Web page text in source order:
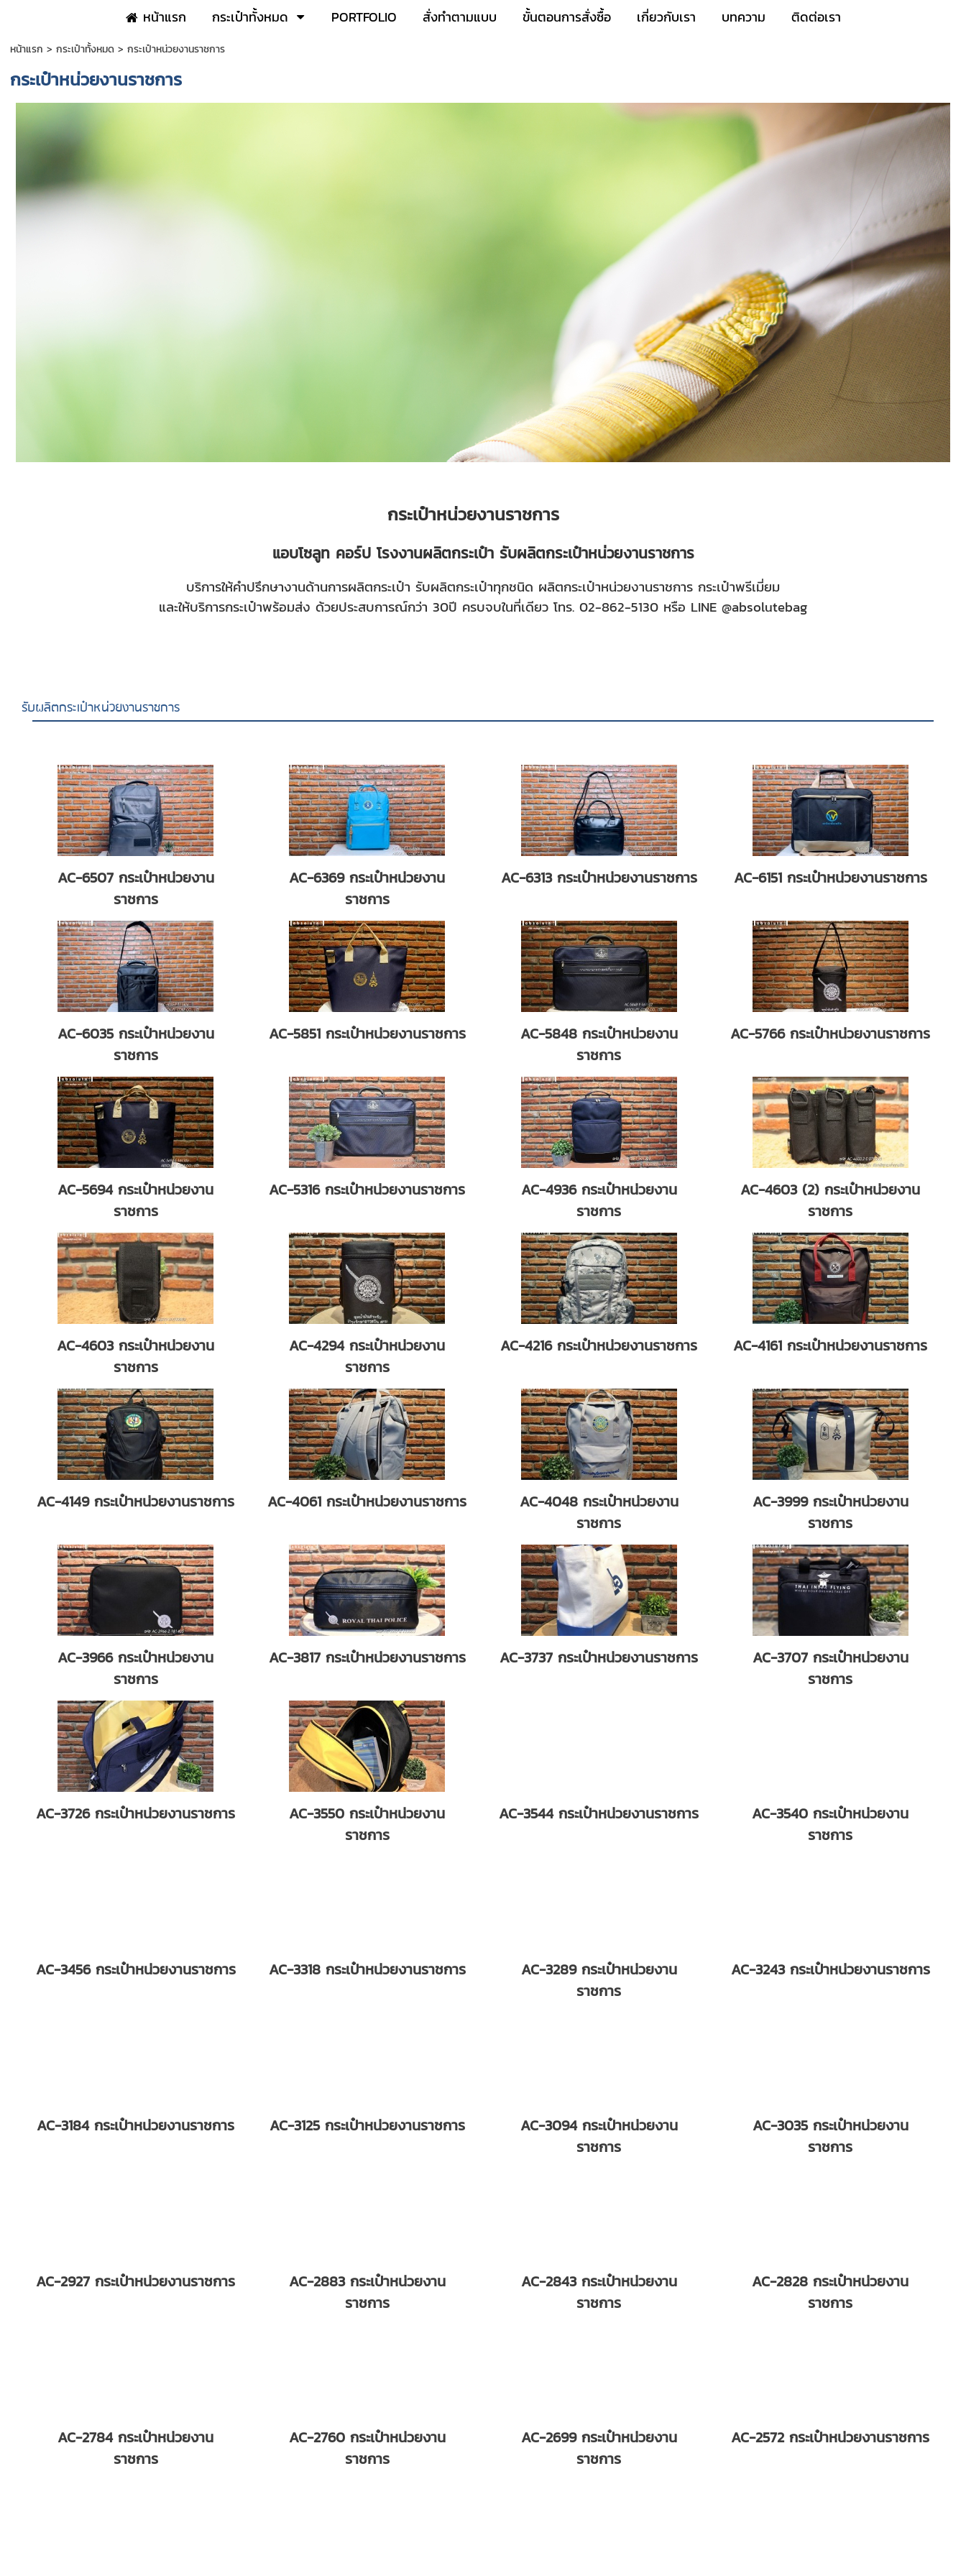
หน้าแรก กระเป๋าทั้งหมด PORTFOLIO สั่งทำตามแบบ ขั้นตอนการสั่งซื้อ เกี่ยวกับเรา บทความ ติดต่อเรา
หน้าแรก > กระเป๋าทั้งหมด > กระเป๋าหน่วยงานราชการ
กระเป๋าหน่วยงานราชการ
กระเป๋าหน่วยงานราชการ
แอบโซลูท คอร์ป โรงงานผลิตกระเป๋ารับผลิตกระเป๋าหน่วยงานราชการ
บริการให้คำปรึกษางานด้านการผลิตกระเป๋า รับผลิตกระเป๋าทุกชนิด ผลิตกระเป๋าหน่วยงานราชการ กระเป๋าพรีเมี่ยม
และให้บริการกระเป๋าพร้อมส่ง ด้วยประสบการณ์กว่า 30ปี ครบจบในที่เดียว โทร. 02-862-5130 หรือ LINE @absolutebag
รับผลิตกระเป๋าหน่วยงานราชการ
AC-6507 กระเป๋าหน่วยงาน
ราชการ
AC-6369 กระเป๋าหน่วยงาน
ราชการ
AC-6313 กระเป๋าหน่วยงานราชการ AC-6151 กระเป๋าหน่วยงานราชการ
AC-6035 กระเป๋าหน่วยงาน
ราชการ
AC-5851 กระเป๋าหน่วยงานราชการ
AC-5848 กระเป๋าหน่วยงาน
ราชการ
AC-5766 กระเป๋าหน่วยงานราชการ
AC-5694 กระเป๋าหน่วยงาน
ราชการ
AC-5316 กระเป๋าหน่วยงานราชการ
AC-4936 กระเป๋าหน่วยงาน
ราชการ
AC-4603 (2) กระเป๋าหน่วยงาน
ราชการ
AC-4603 กระเป๋าหน่วยงาน
ราชการ
AC-4294 กระเป๋าหน่วยงาน
ราชการ
AC-4216 กระเป๋าหน่วยงานราชการ AC-4161 กระเป๋าหน่วยงานราชการ
AC-4149 กระเป๋าหน่วยงานราชการ AC-4061 กระเป๋าหน่วยงานราชการ
AC-4048 กระเป๋าหน่วยงาน
ราชการ
AC-3999 กระเป๋าหน่วยงาน
ราชการ
AC-3966 กระเป๋าหน่วยงาน
ราชการ
AC-3817 กระเป๋าหน่วยงานราชการ AC-3737 กระเป๋าหน่วยงานราชการ
AC-3707 กระเป๋าหน่วยงาน
ราชการ
AC-3726 กระเป๋าหน่วยงานราชการ
AC-3550 กระเป๋าหน่วยงาน
ราชการ
AC-3544 กระเป๋าหน่วยงานราชการ
AC-3540 กระเป๋าหน่วยงาน
ราชการ
AC-3456 กระเป๋าหน่วยงานราชการ AC-3318 กระเป๋าหน่วยงานราชการ
AC-3289 กระเป๋าหน่วยงาน
ราชการ
AC-3243 กระเป๋าหน่วยงานราชการ
AC-3184 กระเป๋าหน่วยงานราชการ AC-3125 กระเป๋าหน่วยงานราชการ
AC-3094 กระเป๋าหน่วยงาน
ราชการ
AC-3035 กระเป๋าหน่วยงาน
ราชการ
AC-2927 กระเป๋าหน่วยงานราชการ
AC-2883 กระเป๋าหน่วยงาน
ราชการ
AC-2843 กระเป๋าหน่วยงาน
ราชการ
AC-2828 กระเป๋าหน่วยงาน
ราชการ
AC-2784 กระเป๋าหน่วยงาน
ราชการ
AC-2760 กระเป๋าหน่วยงาน
ราชการ
AC-2699 กระเป๋าหน่วยงาน
ราชการ
AC-2572 กระเป๋าหน่วยงานราชการ